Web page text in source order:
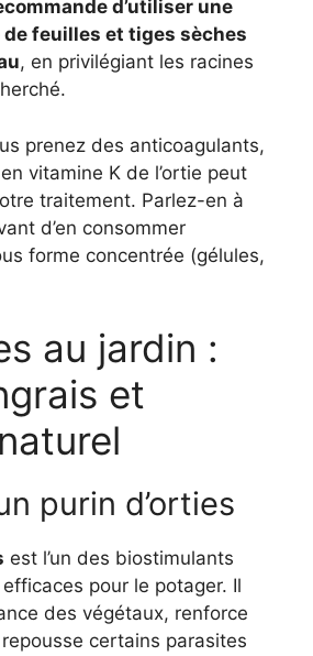
d’utiliser une
feuilles et tiges sèches
, en privilégiant les racines
prenez des anticoagulants,
vitamine K de l’ortie peut
traitement. Parlez-en à
d’en consommer
forme concentrée (gélules,
au jardin :
et
purin d’orties
est l’un des biostimulants
pour le potager. Il
des végétaux, renforce
certains parasites